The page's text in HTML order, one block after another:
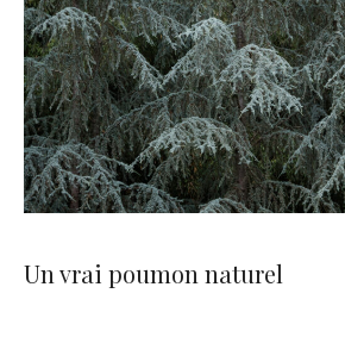
Un vrai poumon naturel